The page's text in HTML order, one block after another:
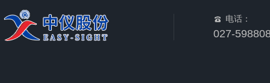
电话：
027-